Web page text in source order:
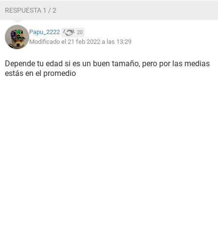
RESPUESTA 1 / 2
Papu_2222 20
Modificado el 21 feb 2022 a las 13:29
Depende tu edad si es un buen tamaño, pero por las medias
estás en el promedio